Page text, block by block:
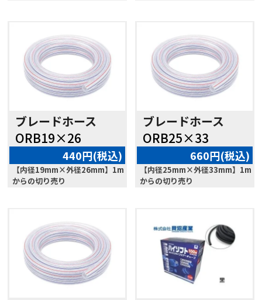
ブレードホース
ORB19×26
440円(税込)
【内径19mm×外径26mm】1m
からの切り売り
ブレードホース
ORB25×33
660円(税込)
【内径25mm×外径33mm】1m
からの切り売り